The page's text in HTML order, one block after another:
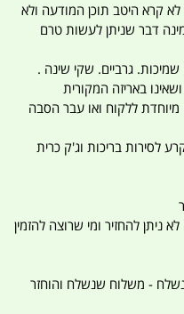
לא קרא היטב תוכן המודעה ולא
דבר שניתן לעשות טרם
שמיכות. גרביים. שקי שינה .
באריזה המקורית
מיוחדת ללקוח ואו עבר הסבה
לסירות בריכות וג'ק כרית
ניתן להחזיר ומי שרוצה להזמין
- משלוח שנשלח והוחזר